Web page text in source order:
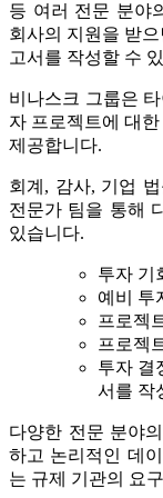
등 여러 전문 분야
회사의 지원을 받
고서를 작성할 수
비나스크 그룹은
자 프로젝트에 대
제공합니다.
회계, 감사, 기업
전문가 팀을 통해
있습니다.
투자 기
예비 투
프로젝
프로젝
투자 결
서를 작
다양한 전문 분야
하고 논리적인 데
는 규제 기관의 요